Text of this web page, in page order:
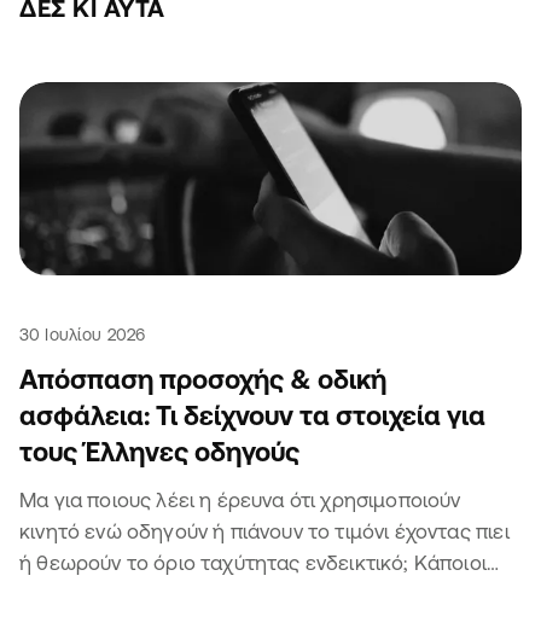
ΔΕΣ ΚΙ ΑΥΤΆ
30 Ιουλίου 2026
Απόσπαση προσοχής & οδική
ασφάλεια: Τι δείχνουν τα στοιχεία για
τους Έλληνες οδηγούς
Μα για ποιους λέει η έρευνα ότι χρησιμοποιούν
κινητό ενώ οδηγούν ή πιάνουν το τιμόνι έχοντας πιει
ή θεωρούν το όριο ταχύτητας ενδεικτικό; Κάποιοι